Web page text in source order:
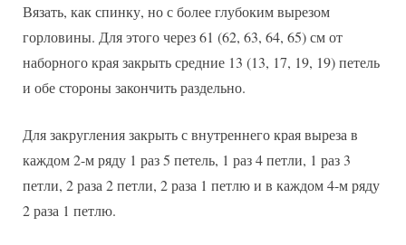
Вязать, как спинку, но с более глубоким вырезом
горловины. Для этого через 61 (62, 63, 64, 65) см от
наборного края закрыть средние 13 (13, 17, 19, 19) петель
и обе стороны закончить раздельно.
Для закругления закрыть с внутреннего края выреза в
каждом 2-м ряду 1 раз 5 петель, 1 раз 4 петли, 1 раз 3
петли, 2 раза 2 петли, 2 раза 1 петлю и в каждом 4-м ряду
2 раза 1 петлю.